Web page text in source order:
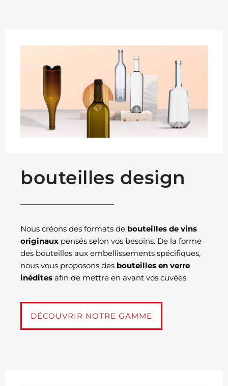
bouteilles design
Nous créons des formats de bouteilles de vins
originaux pensés selon vos besoins. De la forme
des bouteilles aux embellissements spécifiques,
nous vous proposons des bouteilles en verre
inédites afin de mettre en avant vos cuvées.
DÉCOUVRIR NOTRE GAMME